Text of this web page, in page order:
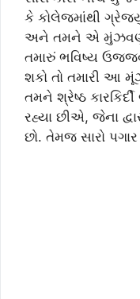
કે કોલેજમાંથી
અને તમને એ
તમારું ભવિષ્ય
શકો તો તમારી આ
તમને શ્રેષ્ઠ
રહ્યા છીએ, જેના
છો. તેમજ સારો